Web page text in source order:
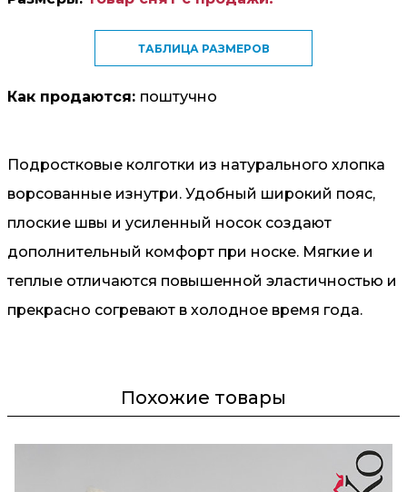
ТАБЛИЦА РАЗМЕРОВ
Как продаются: поштучно
Подростковые колготки из натурального хлопка
ворсованные изнутри. Удобный широкий пояс,
плоские швы и усиленный носок создают
дополнительный комфорт при носке. Мягкие и
теплые отличаются повышенной эластичностью и
прекрасно согревают в холодное время года.
Похожие товары